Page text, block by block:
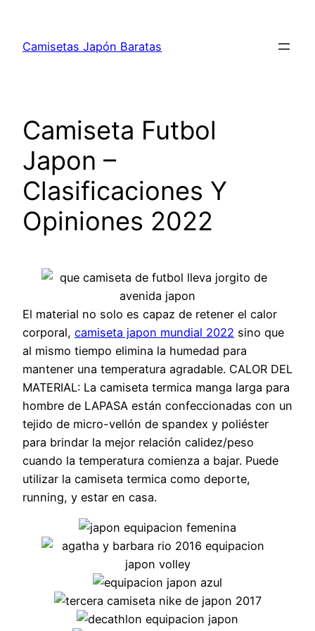
contenido
Camisetas Japón Baratas
Camiseta Futbol
Japon –
Clasificaciones Y
Opiniones 2022
El material no solo es capaz de retener el calor
corporal, camiseta japon mundial 2022 sino que
al mismo tiempo elimina la humedad para
mantener una temperatura agradable. CALOR DEL
MATERIAL: La camiseta termica manga larga para
hombre de LAPASA están confeccionadas con un
tejido de micro-vellón de spandex y poliéster
para brindar la mejor relación calidez/peso
cuando la temperatura comienza a bajar. Puede
utilizar la camiseta termica como deporte,
running, y estar en casa.